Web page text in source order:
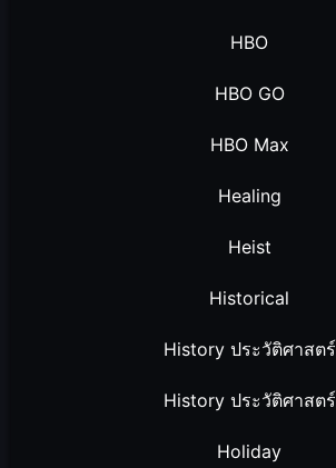
HBO
HBO GO
HBO Max
Healing
Heist
Historical
History ประวัติศาสตร์
History ประวัติศาสตร์
Holiday